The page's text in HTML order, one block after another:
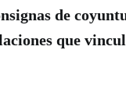
de
que